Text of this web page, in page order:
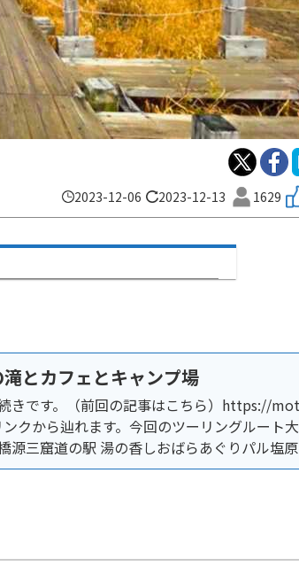
2023-12-06 2023-12-13 1629
とカフェとキャンプ場
きです。（前回の記事はこちら）https://
から辿れます。今回のツーリングルート
源三窟道の駅 湯の香しおばらあぐりパル塩